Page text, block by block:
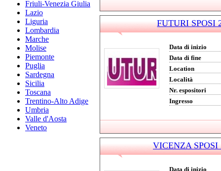
Friuli-Venezia Giulia
Lazio
Liguria
Lombardia
Marche
Molise
Piemonte
Puglia
Sardegna
Sicilia
Toscana
Trentino-Alto Adige
Umbria
Valle d'Aosta
Veneto
FUTURI SPOSI
Data di inizio
Data di fine
Location
Località
Nr. espositori
Ingresso
VICENZA SPOSI
Data di inizio